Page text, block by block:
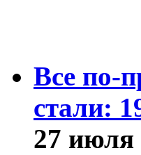
Все по-
стали:
27 июля